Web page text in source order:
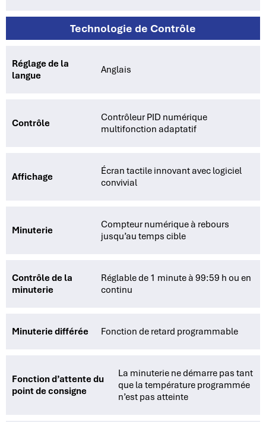
Technologie de Contrôle
Réglage de la
langue
Anglais
Contrôle
Contrôleur PID numérique
multifonction adaptatif
Affichage
Écran tactile innovant avec logiciel
convivial
Minuterie
Compteur numérique à rebours
jusqu’au temps cible
Contrôle de la
minuterie
Réglable de 1 minute à 99:59 h ou en
continu
Minuterie différée Fonction de retard programmable
Fonction d’attente du
point de consigne
La minuterie ne démarre pas tant
que la température programmée
n’est pas atteinte